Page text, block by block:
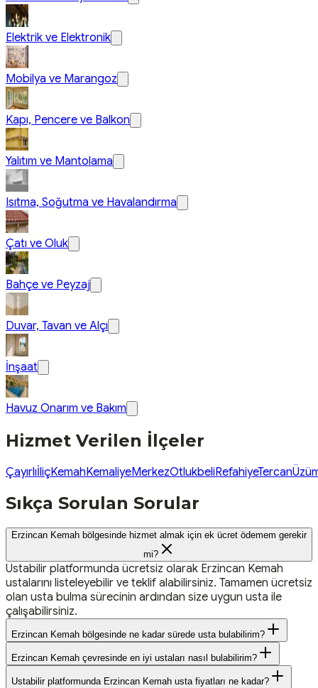
Elektrik ve Elektronik
Mobilya ve Marangoz
Kapı, Pencere ve Balkon
Yalıtım ve Mantolama
Isıtma, Soğutma ve Havalandırma
Çatı ve Oluk
Bahçe ve Peyzaj
Duvar, Tavan ve Alçı
İnşaat
Havuz Onarım ve Bakım
Hizmet Verilen İlçeler
ÇayırlıİliçKemahKemaliyeMerkezOtlukbeliRefahiyeTercan
Sıkça Sorulan Sorular
Erzincan Kemah bölgesinde hizmet almak için ek ücret ödemem gerekir
mi?
Ustabilir platformunda ücretsiz olarak Erzincan Kemah
ustalarını listeleyebilir ve teklif alabilirsiniz. Tamamen ücretsiz
olan usta bulma sürecinin ardından size uygun usta ile
çalışabilirsiniz.
Erzincan Kemah bölgesinde ne kadar sürede usta bulabilirim?
Erzincan Kemah çevresinde en iyi ustaları nasıl bulabilirim?
Ustabilir platformunda Erzincan Kemah usta fiyatları ne kadar?